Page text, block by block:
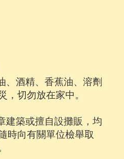
、酒精、香蕉油、溶劑
，切勿放在家中。
建築或擅自設攤販，均
時向有關單位檢舉取